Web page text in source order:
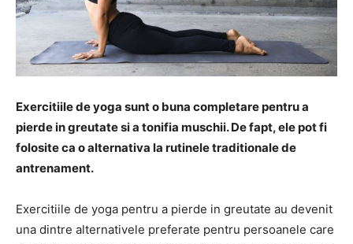
Exercitiile de yoga sunt o buna completare pentru a
pierde in greutate si a tonifia muschii. De fapt, ele pot fi
folosite ca o alternativa la rutinele traditionale de
antrenament.
Exercitiile de yoga pentru a pierde in greutate au devenit
una dintre alternativele preferate pentru persoanele care